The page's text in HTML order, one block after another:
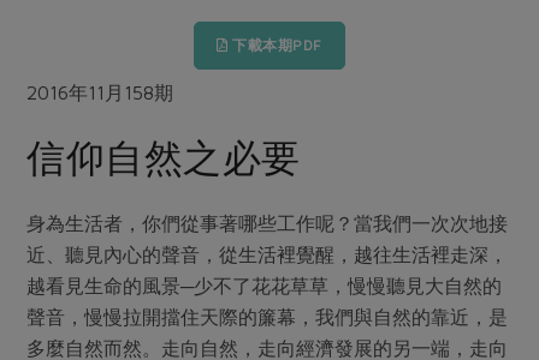
美妝保養
日用品 圖書禮品
防災用品
最新產品
優惠專區
異國料理
養身食補
節慶大餐
2024農業發展計畫年度報告
更多議題活動
傳到心坎裡，誠心又澎派
食農教育
綠主張月刊
典藏閱覽室
社務專區
最新消息
媒體報導
下載專區
下載本期PDF
2016年11月158期
信仰自然之必要
身為生活者，你們從事著哪些工作呢？當我們一次次地接
近、聽見內心的聲音，從生活裡覺醒，越往生活裡走深，
越看見生命的風景─少不了花花草草，慢慢聽見大自然的
聲音，慢慢拉開擋住天際的簾幕，我們與自然的靠近，是
多麼自然而然。走向自然，走向經濟發展的另一端，走向